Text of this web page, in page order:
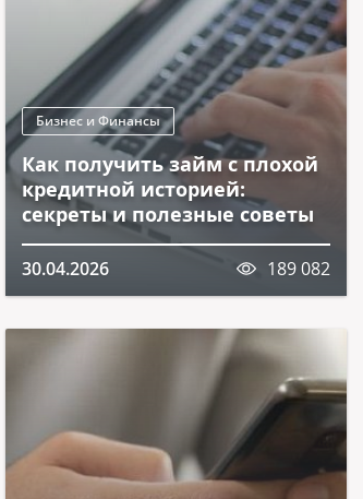
Бизнес и Финансы
Как получить займ с плохой
кредитной историей:
секреты и полезные советы
30.04.2026 189 082